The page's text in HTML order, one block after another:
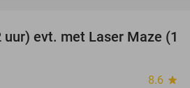
22%
evt. met Laser Maze (1
8.6 star